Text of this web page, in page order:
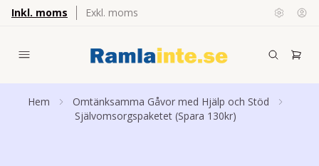
Inkl. moms Exkl. moms
Hem
Omtänksamma Gåvor med Hjälp och Stöd
Självomsorgspaketet (Spara 130kr)